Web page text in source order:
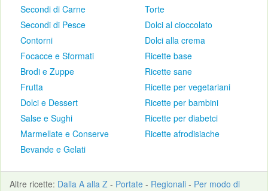
Secondi di Carne
Secondi di Pesce
Contorni
Focacce e Sformati
Brodi e Zuppe
Frutta
Dolci e Dessert
Salse e Sughi
Marmellate e Conserve
Bevande e Gelati
Torte
Dolci al cioccolato
Dolci alla crema
Ricette base
Ricette sane
Ricette per vegetariani
Ricette per bambini
Ricette per diabetci
Ricette afrodisiache
Altre ricette: Dalla A alla Z - Portate - Regionali - Per modo di